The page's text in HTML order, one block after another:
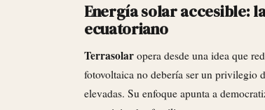
Energía solar accesible:
ecuatoriano
Terrasolar opera desde una idea que
fotovoltaica no debería ser un privilegio
elevadas. Su enfoque apunta a